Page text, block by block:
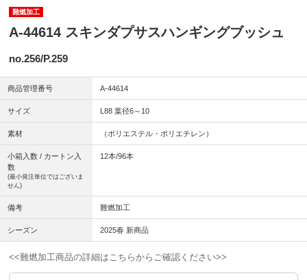
難燃加工
A-44614 スキンダプサスハンギングブッシュ
no.256/P.259
商品管理番号 A-44614
サイズ L88 葉径6～10
素材 （ポリエステル・ポリエチレン）
小箱入数 / カートン入
数
(最小発注単位ではございま
せん)
12本/96本
備考 難燃加工
シーズン 2025春 新商品
<<難燃加工商品の詳細はこちらからご確認ください>>